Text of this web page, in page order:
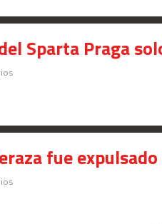
Sparta Praga
fue